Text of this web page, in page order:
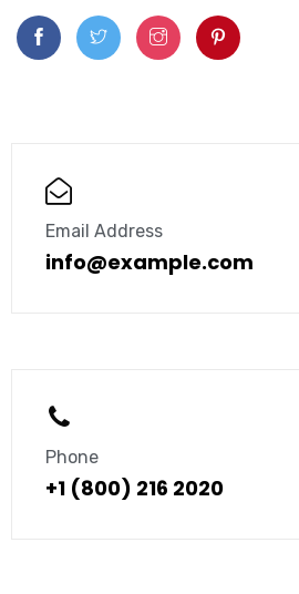
Email Address
info@example.com
Phone
+1 (800) 216 2020